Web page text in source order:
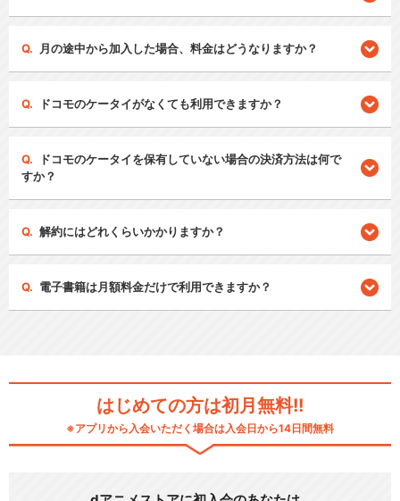
月の途中から加入した場合、料金はどうなりますか？
ドコモのケータイがなくても利用できますか？
ドコモのケータイを保有していない場合の決済方法は何で
すか？
解約にはどれくらいかかりますか？
電子書籍は月額料金だけで利用できますか？
はじめての方は初月無料!!
※アプリから入会いただく場合は入会日から14日間無料